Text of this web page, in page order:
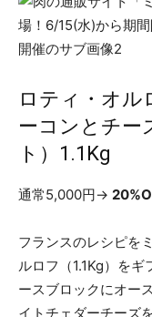
ロティ・オル
ーコンとチー
ト）1.1Kg
通常5,000円→
フランスのレシピを
ルロフ（1.1Kg）を
ースブロックにオー
イトチェダーチーズ